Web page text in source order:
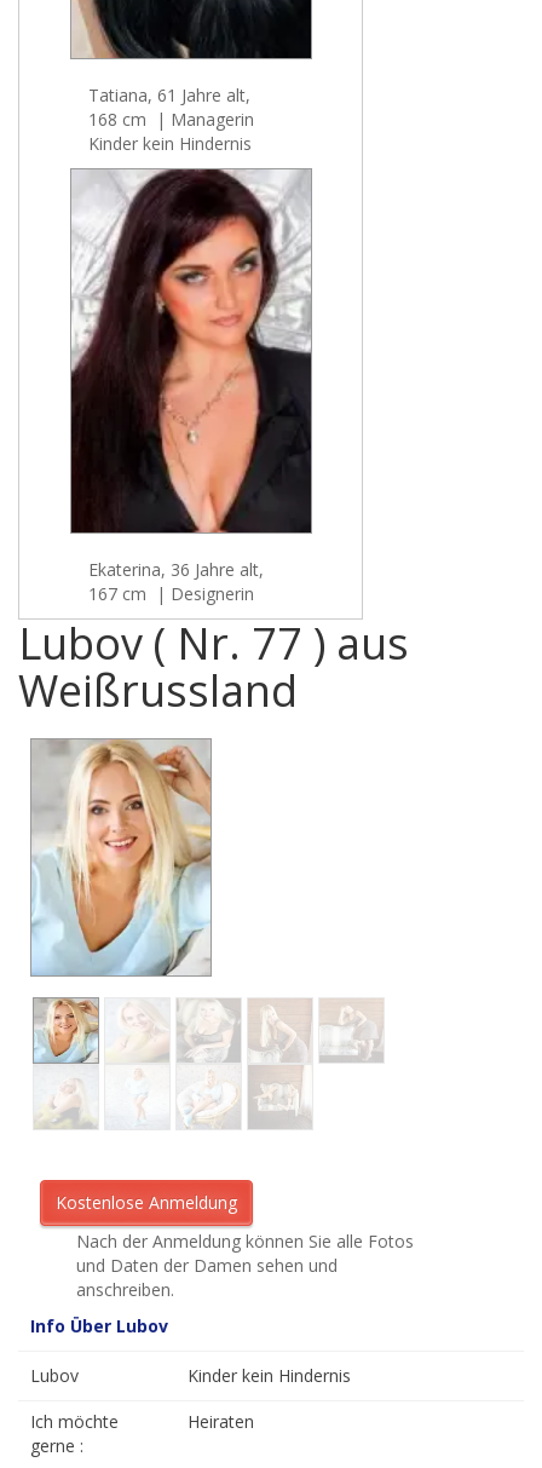
Tatiana, 61 Jahre alt,
168 cm | Managerin
Kinder kein Hindernis
Ekaterina, 36 Jahre alt,
167 cm | Designerin
Lubov ( Nr. 77 ) aus
Weißrussland
Nach der Anmeldung können Sie alle Fotos
und Daten der Damen sehen und
anschreiben.
Info Über Lubov
Lubov
Kinder kein Hindernis
Ich möchte
gerne :
Heiraten